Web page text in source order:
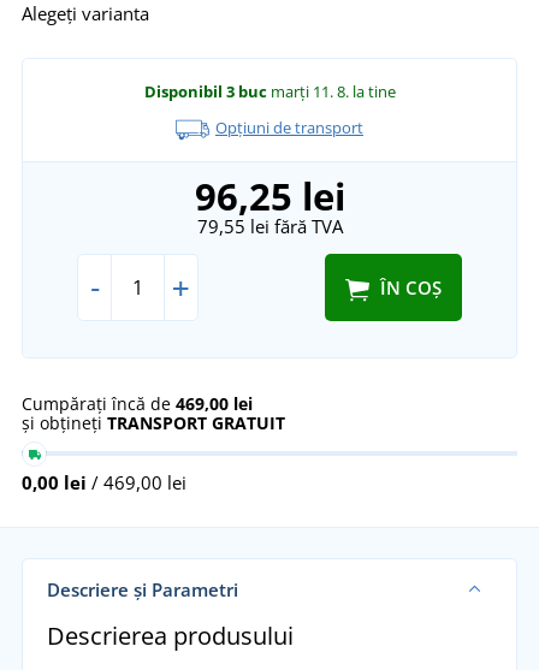
Alegeți varianta
Disponibil 3 buc marți 11. 8. la tine
Opțiuni de transport
96,25 lei
79,55 lei fără TVA
- + ÎN COȘ
Cumpărați încă de 469,00 lei
și obțineți TRANSPORT GRATUIT
0,00 lei / 469,00 lei
Descriere și Parametri
Descrierea produsului